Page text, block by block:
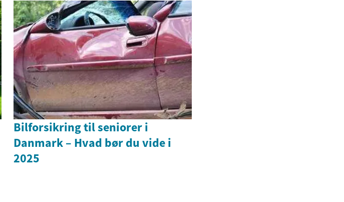
Bilforsikring til seniorer i
Danmark – Hvad bør du vide i
2025